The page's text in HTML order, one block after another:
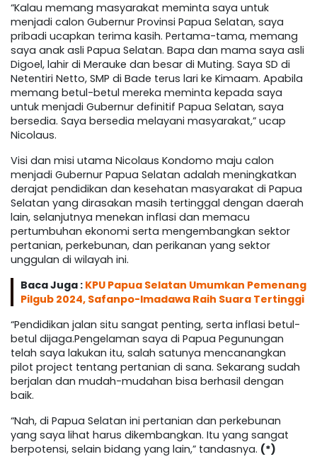
“Kalau memang masyarakat meminta saya untuk
menjadi calon Gubernur Provinsi Papua Selatan, saya
pribadi ucapkan terima kasih. Pertama-tama, memang
saya anak asli Papua Selatan. Bapa dan mama saya asli
Digoel, lahir di Merauke dan besar di Muting. Saya SD di
Netentiri Netto, SMP di Bade terus lari ke Kimaam. Apabila
memang betul-betul mereka meminta kepada saya
untuk menjadi Gubernur definitif Papua Selatan, saya
bersedia. Saya bersedia melayani masyarakat,” ucap
Nicolaus.
Visi dan misi utama Nicolaus Kondomo maju calon
menjadi Gubernur Papua Selatan adalah meningkatkan
derajat pendidikan dan kesehatan masyarakat di Papua
Selatan yang dirasakan masih tertinggal dengan daerah
lain, selanjutnya menekan inflasi dan memacu
pertumbuhan ekonomi serta mengembangkan sektor
pertanian, perkebunan, dan perikanan yang sektor
unggulan di wilayah ini.
Baca Juga : KPU Papua Selatan Umumkan Pemenang
Pilgub 2024, Safanpo-Imadawa Raih Suara Tertinggi
“Pendidikan jalan situ sangat penting, serta inflasi betul-
betul dijaga.Pengelaman saya di Papua Pegunungan
telah saya lakukan itu, salah satunya mencanangkan
pilot project tentang pertanian di sana. Sekarang sudah
berjalan dan mudah-mudahan bisa berhasil dengan
baik.
“Nah, di Papua Selatan ini pertanian dan perkebunan
yang saya lihat harus dikembangkan. Itu yang sangat
berpotensi, selain bidang yang lain,” tandasnya. (*)